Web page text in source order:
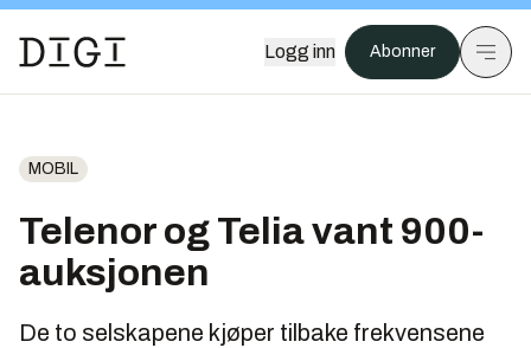
Logg inn Abonner
MOBIL
Telenor og Telia vant 900-
auksjonen
De to selskapene kjøper tilbake frekvensene